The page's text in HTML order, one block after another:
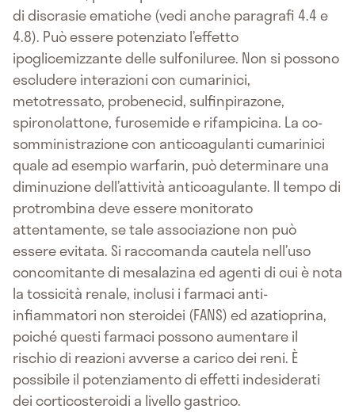
di discrasie ematiche (vedi anche paragrafi 4.4 e
4.8). Può essere potenziato l’effetto
ipoglicemizzante delle sulfoniluree. Non si possono
escludere interazioni con cumarinici,
metotressato, probenecid, sulfinpirazone,
spironolattone, furosemide e rifampicina. La co-
somministrazione con anticoagulanti cumarinici
quale ad esempio warfarin, può determinare una
diminuzione dell’attività anticoagulante. Il tempo di
protrombina deve essere monitorato
attentamente, se tale associazione non può
essere evitata. Si raccomanda cautela nell’uso
concomitante di mesalazina ed agenti di cui è nota
la tossicità renale, inclusi i farmaci anti-
infiammatori non steroidei (FANS) ed azatioprina,
poiché questi farmaci possono aumentare il
rischio di reazioni avverse a carico dei reni. È
possibile il potenziamento di effetti indesiderati
dei corticosteroidi a livello gastrico.